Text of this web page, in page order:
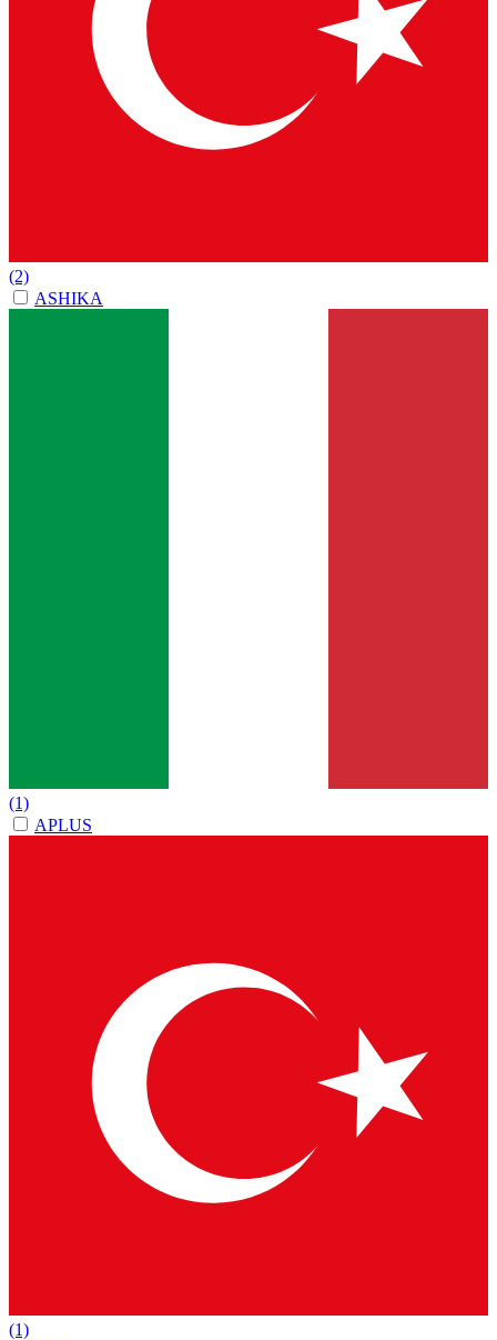
(2)
ASHIKA
(1)
APLUS
(1)